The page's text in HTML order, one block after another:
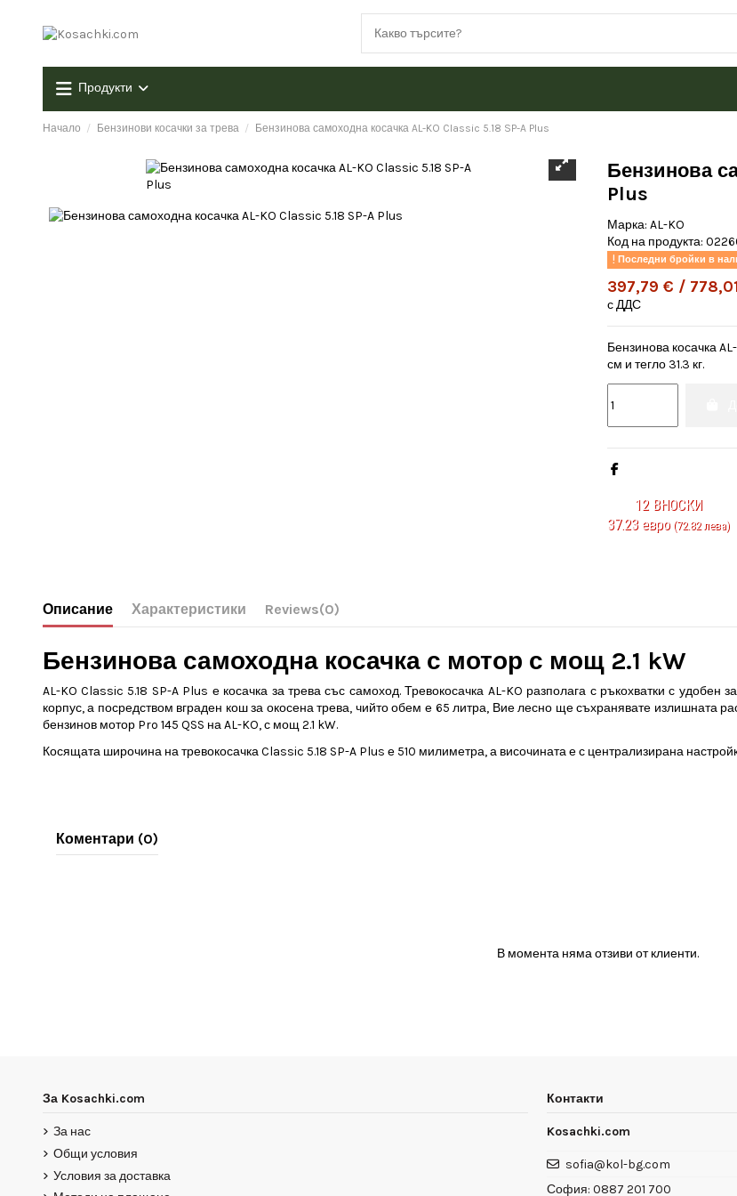
Продукти
Начало Бензинови косачки за трева Бензинова самоходна косачка AL-KO Classic 5.18 SP-A Plus
Бензинова
Plus
Марка: AL-KO
Код на продукта:
Последни бройки в
397,79 € /
с ДДС
Бензинова косачка
см и тегло 31.3 кг.
12ВНОСКИ
37.23 евро(72.82 лева)
Описание Характеристики Reviews(0)
Бензинова самоходна косачка с мотор с мощ 2.1 kW
AL-KO Classic 5.18 SP-A Plus е косачка за трева със самоход. Тревокосачка AL-KO разполага с ръкохватки с
корпус, а посредством вграден кош за окосена трева, чийто обем е 65 литра, Вие лесно ще съхранявате излишната
бензинов мотор Pro 145 QSS на AL-KO, с мощ 2.1 kW.
Косящата широчина на тревокосачкаClassic 5.18 SP-A Plus е 510 милиметра, а височината е с централизирана
Коментари (0)
В момента няма отзиви от клиенти.
За Kosachki.com
За нас
Общи условия
Условия за доставка
Контакти
Kosachki.com
sofia@kol-bg.com
София: 0887 201 700